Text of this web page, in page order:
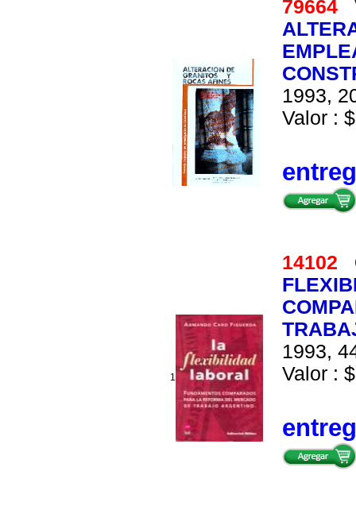
79664
1993,
Valor :
1
14102
1993,
Valor :